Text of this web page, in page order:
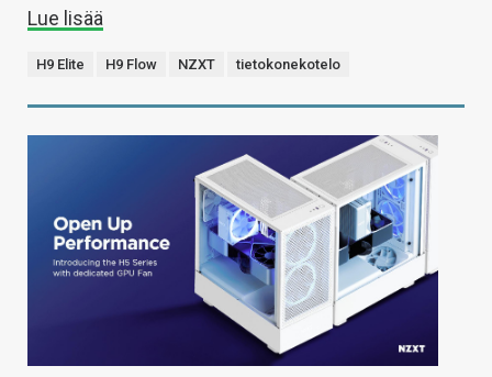
Lue lisää
H9 Elite H9 Flow NZXT tietokonekotelo